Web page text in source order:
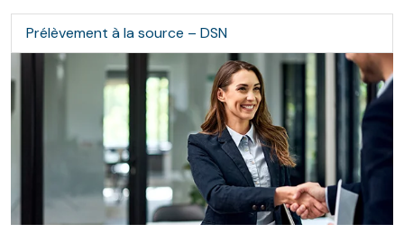
Prélèvement à la source – DSN